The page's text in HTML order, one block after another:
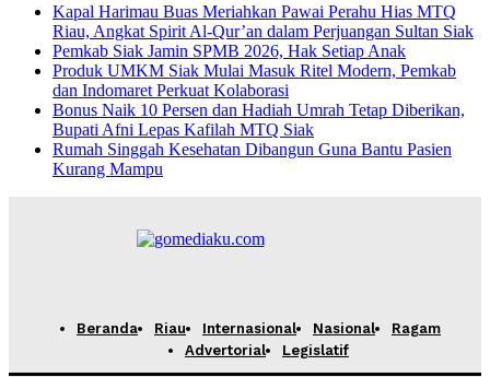
Kapal Harimau Buas Meriahkan Pawai Perahu Hias MTQ
Riau, Angkat Spirit Al-Qur’an dalam Perjuangan Sultan Siak
Pemkab Siak Jamin SPMB 2026, Hak Setiap Anak
Produk UMKM Siak Mulai Masuk Ritel Modern, Pemkab
dan Indomaret Perkuat Kolaborasi
Bonus Naik 10 Persen dan Hadiah Umrah Tetap Diberikan,
Bupati Afni Lepas Kafilah MTQ Siak
Rumah Singgah Kesehatan Dibangun Guna Bantu Pasien
Kurang Mampu
Beranda Riau Internasional Nasional
Ragam
Advertorial
Legislatif